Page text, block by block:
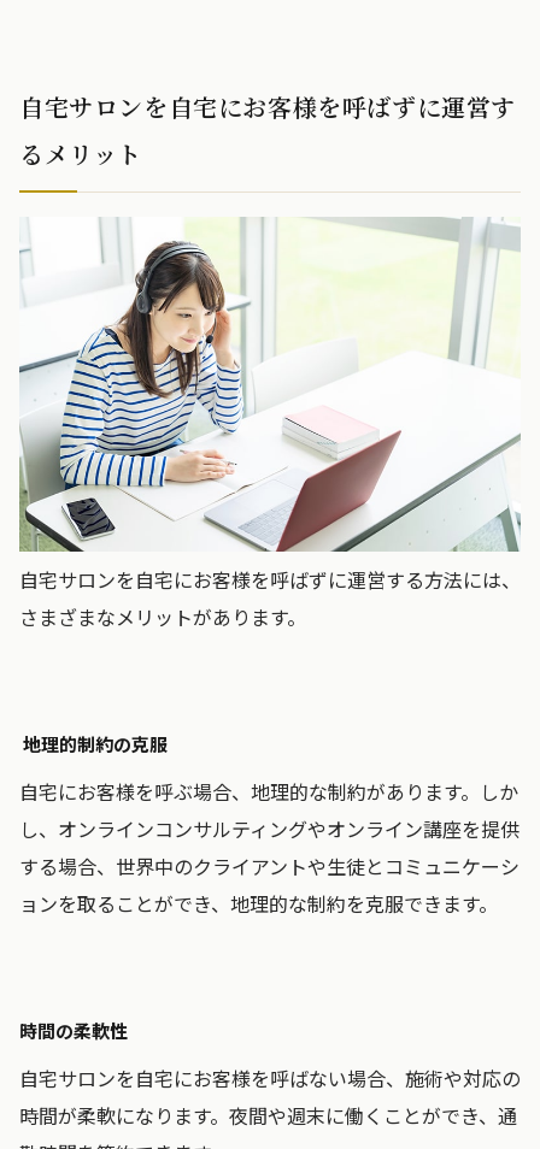
自宅サロンを自宅にお客様を呼ばずに運営す
るメリット
自宅サロンを自宅にお客様を呼ばずに運営する方法には、
さまざまなメリットがあります。
地理的制約の克服
自宅にお客様を呼ぶ場合、地理的な制約があります。しか
し、オンラインコンサルティングやオンライン講座を提供
する場合、世界中のクライアントや生徒とコミュニケーシ
ョンを取ることができ、地理的な制約を克服できます。
時間の柔軟性
自宅サロンを自宅にお客様を呼ばない場合、施術や対応の
時間が柔軟になります。夜間や週末に働くことができ、通